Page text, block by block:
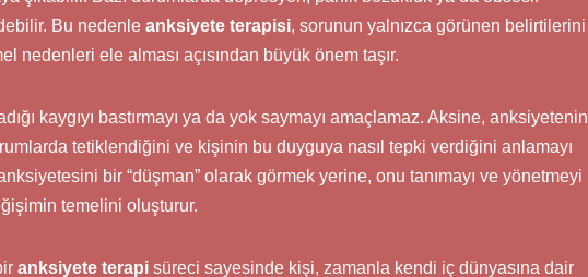
Bu nedenle anksiyete terapisi, sorunun yalnızca görünen belirtilerini
nedenleri ele alması açısından büyük önem taşır.
kaygıyı bastırmayı ya da yok saymayı amaçlamaz. Aksine, anksiyetenin
tetiklendiğini ve kişinin bu duyguya nasıl tepki verdiğini anlamayı
bir “düşman” olarak görmek yerine, onu tanımayı ve yönetmeyi
temelini oluşturur.
anksiyete terapisüreci sayesinde kişi, zamanla kendi iç dünyasına dair